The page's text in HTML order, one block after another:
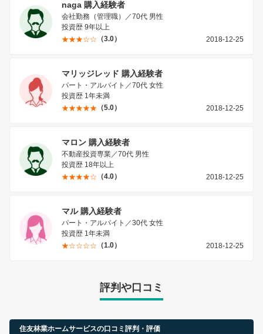
naga 購入経験者
会社勤務（管理職）／70代 男性
投資歴 9年以上
（3.0）
2018-12-25
マリッジレッド 購入経験者
パート・アルバイト／70代 女性
投資歴 1年未満
（5.0）
2018-12-25
マロン 購入経験者
不動産投資専業／70代 男性
投資歴 18年以上
（4.0）
2018-12-25
マル 購入経験者
パート・アルバイト／30代 女性
投資歴 1年未満
（1.0）
2018-12-25
評判や口コミ
住友林業ホームサービスの口コミ評判・評価